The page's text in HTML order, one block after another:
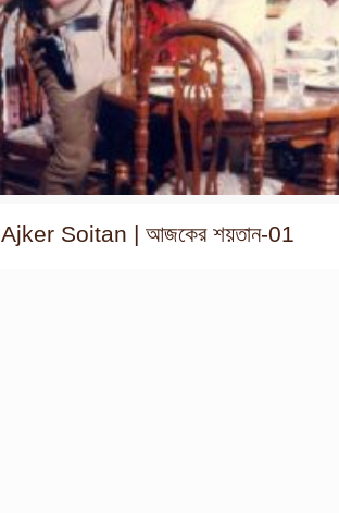
Ajker Soitan | আজকের শয়তান-01